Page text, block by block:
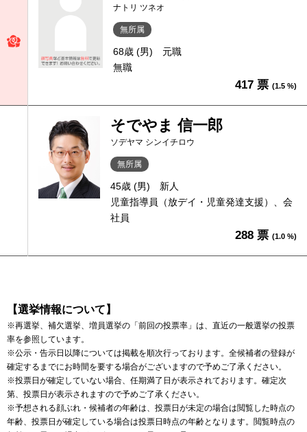
ナトリ ツネオ
無所属
68歳 (男)
元職
無職
417 票 (1.5 %)
そでやま 信一郎
ソデヤマ シンイチロウ
無所属
45歳 (男)
新人
児童指導員（放デイ・児童発達支援）、会
社員
288 票 (1.0 %)
【選挙情報について】
※再選挙、補欠選挙、増員選挙の「前回の投票率」は、直近の一般選挙の投票
率を参照しています。
※公示・告示日以降については掲載を順次行っております。全候補者の登録が
確定するまでにお時間を要する場合がございますので予めご了承ください。
※投票日が確定していない場合、任期満了日が表示されております。確定次
第、投票日が表示されますので予めご了承ください。
※予想される顔ぶれ・候補者の年齢は、投票日が未定の場合は閲覧した時点の
年齢、投票日が確定している場合は投票日時点の年齢となります。閲覧時点の